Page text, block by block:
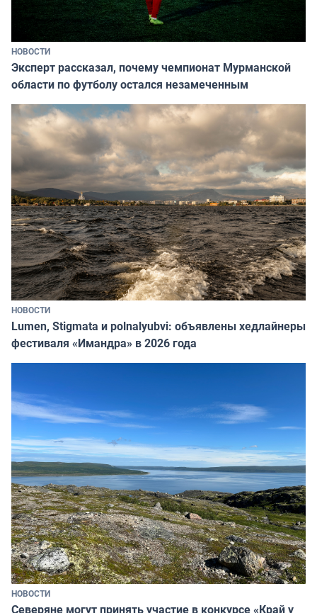
НОВОСТИ
Эксперт рассказал, почему чемпионат Мурманской
области по футболу остался незамеченным
НОВОСТИ
Lumen, Stigmata и polnalyubvi: объявлены хедлайнеры
фестиваля «Имандра» в 2026 года
НОВОСТИ
Северяне могут принять участие в конкурсе «Край у